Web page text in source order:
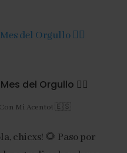
del Orgullo 🏳️‍🌈
Mi Acento! 🇪🇸
chicxs! 🌻 Paso por